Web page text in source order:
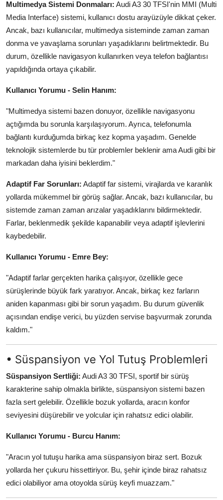
Multimedya Sistemi Donmaları: Audi A3 30 TFSI'nin MMI (Multi
Media Interface) sistemi, kullanıcı dostu arayüzüyle dikkat çeker.
Ancak, bazı kullanıcılar, multimedya sisteminde zaman zaman
donma ve yavaşlama sorunları yaşadıklarını belirtmektedir. Bu
durum, özellikle navigasyon kullanırken veya telefon bağlantısı
yapıldığında ortaya çıkabilir.
Kullanıcı Yorumu - Selin Hanım:
"Multimedya sistemi bazen donuyor, özellikle navigasyonu
açtığımda bu sorunla karşılaşıyorum. Ayrıca, telefonumla
bağlantı kurduğumda birkaç kez kopma yaşadım. Genelde
teknolojik sistemlerde bu tür problemler beklenir ama Audi gibi bir
markadan daha iyisini beklerdim."
Adaptif Far Sorunları: Adaptif far sistemi, virajlarda ve karanlık
yollarda mükemmel bir görüş sağlar. Ancak, bazı kullanıcılar, bu
sistemde zaman zaman arızalar yaşadıklarını bildirmektedir.
Farlar, beklenmedik şekilde kapanabilir veya adaptif işlevlerini
kaybedebilir.
Kullanıcı Yorumu - Emre Bey:
"Adaptif farlar gerçekten harika çalışıyor, özellikle gece
sürüşlerinde büyük fark yaratıyor. Ancak, birkaç kez farların
aniden kapanması gibi bir sorun yaşadım. Bu durum güvenlik
açısından endişe verici, bu yüzden servise başvurmak zorunda
kaldım."
• Süspansiyon ve Yol Tutuş Problemleri
Süspansiyon Sertliği: Audi A3 30 TFSI, sportif bir sürüş
karakterine sahip olmakla birlikte, süspansiyon sistemi bazen
fazla sert gelebilir. Özellikle bozuk yollarda, aracın konfor
seviyesini düşürebilir ve yolcular için rahatsız edici olabilir.
Kullanıcı Yorumu - Burcu Hanım:
"Aracın yol tutuşu harika ama süspansiyon biraz sert. Bozuk
yollarda her çukuru hissettiriyor. Bu, şehir içinde biraz rahatsız
edici olabiliyor ama otoyolda sürüş keyfi muazzam."